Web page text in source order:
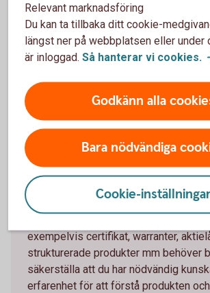
Nackdelar
Konvertibler har normalt en sämre
Konvertibelinnehavaren har till skillnad
ingen rösträtt på en bolagsstamma.
Passandebedömning
exempelvis certifikat, warranter,
strukturerade produkter mm behöver
säkerställa att du har nödvändig
erfarenhet för att förstå produkten
Relevant marknadsföring
Du kan ta tillbaka ditt cookie-
längst ner på webbplatsen eller under
är inloggad. Så hanterar vi cookies.
Godkänn alla
Bara nödvändiga
Cookie-